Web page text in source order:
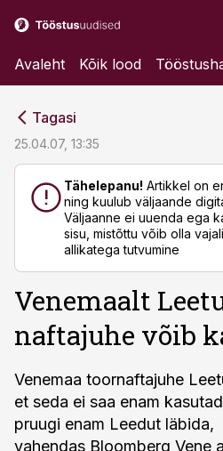
Avaleht Kõik lood
Tagasi
25.04.07, 13:35
Tähelepanu! Artikkel on
ning kuulub väljaande
Väljaanne ei uuenda ega
sisu, mistõttu võib olla
allikatega tutvumine
Venemaalt
naftajuhe võib
Venemaa toornaftajuhe
et seda ei saa enam
pruugi enam Leedut läbida,
vahendas Bloomberg Vene